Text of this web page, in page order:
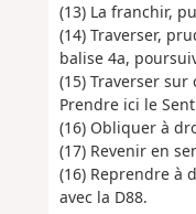
(13) La franchir,
(14) Traverser,
balise 4a,
(15) Traverser
Prendre ici le
(16) Obliquer à
(17) Revenir en
(16) Reprendre à
avec la D88.